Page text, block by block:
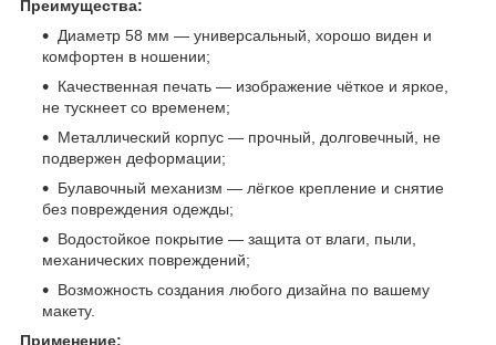
Преимущества:
Диаметр 58 мм — универсальный, хорошо виден и
комфортен в ношении;
Качественная печать — изображение чёткое и яркое,
не тускнеет со временем;
Металлический корпус — прочный, долговечный, не
подвержен деформации;
Булавочный механизм — лёгкое крепление и снятие
без повреждения одежды;
Водостойкое покрытие — защита от влаги, пыли,
механических повреждений;
Возможность создания любого дизайна по вашему
макету.
Применение: